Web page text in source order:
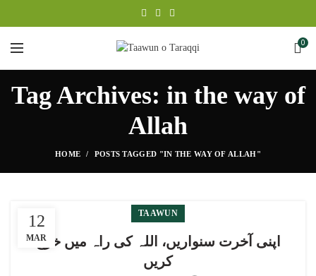
0
Tag Archives: in the way of
Allah
HOME POSTS TAGGED "IN THE WAY OF ALLAH"
12
MAR
TAAWUN
اپنی آخرت سنواریں، اللہ کی راہ میں خرچ
کریں